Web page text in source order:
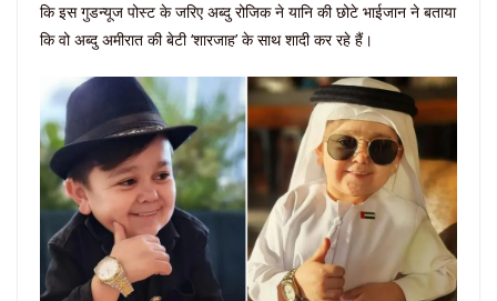
कि इस गुडन्यूज पोस्ट के जरिए अब्दु रोजिक ने यानि की छोटे भाईजान ने बताया
कि वो अब्दु अमीरात की बेटी ‘शारजाह’ के साथ शादी कर रहे हैं।